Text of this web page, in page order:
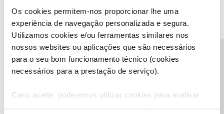
Os cookies permitem-nos proporcionar lhe uma
experiência de navegação personalizada e segura.
Utilizamos cookies e/ou ferramentas similares nos
nossos websites ou aplicações que são necessários
para o seu bom funcionamento técnico (cookies
necessários para a prestação de serviço).
Caso aceite, poderemos utilizar cookies para analisar
apenas uma tomada coaxial